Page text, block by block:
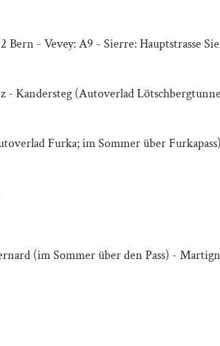
Bern - Vevey: A9 - Sierre: Hauptstrasse
- Kandersteg (Autoverlad
Furka; im Sommer über
(im Sommer über den Pass) -